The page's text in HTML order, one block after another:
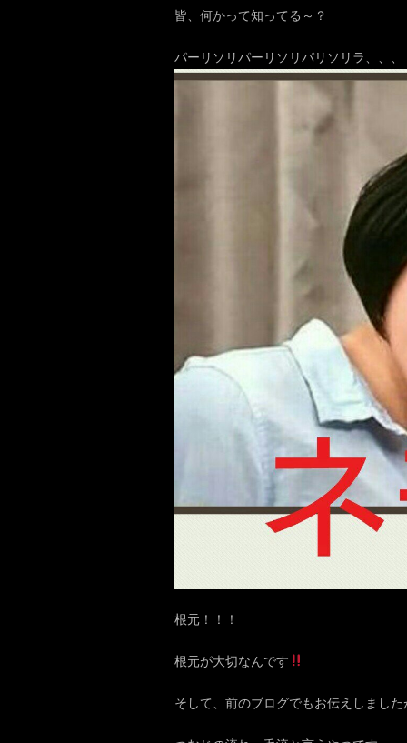
皆、何かって知ってる～？
パーリソリパーリソリパリソリラ、、、
根元！！！
根元が大切なんです
そして、前のブログでもお伝えしました